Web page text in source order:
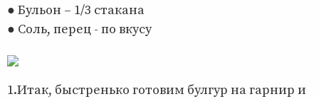
● Бульон – 1/3 стакана
● Соль, перец - по вкусу
1.Итак, быстренько готовим булгур на гарнир и